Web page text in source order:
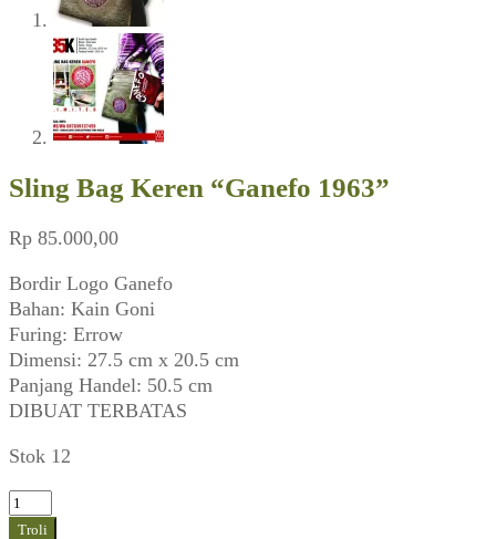
Sling Bag Keren “Ganefo 1963”
Rp 85.000,00
Bordir Logo Ganefo
Bahan: Kain Goni
Furing: Errow
Dimensi: 27.5 cm x 20.5 cm
Panjang Handel: 50.5 cm
DIBUAT TERBATAS
Stok 12
Kuantitas
Sling
Troli